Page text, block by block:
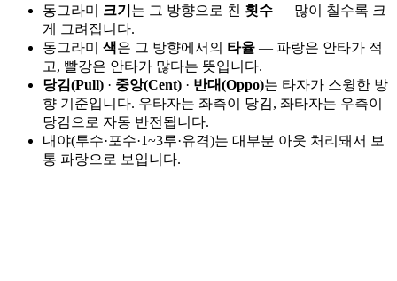
동그라미 크기 는 그 방향으로 친 횟수 — 많이 칠수록 크
게 그려집니다.
동그라미 색은 그 방향에서의 타율 — 파랑은 안타가 적
고, 빨강은 안타가 많다는 뜻입니다.
당김(Pull) · 중앙(Cent) · 반대(Oppo)는 타자가 스윙한 방
향 기준입니다. 우타자는 좌측이 당김, 좌타자는 우측이
당김으로 자동 반전됩니다.
내야(투수·포수·1~3루·유격)는 대부분 아웃 처리돼서 보
통 파랑으로 보입니다.